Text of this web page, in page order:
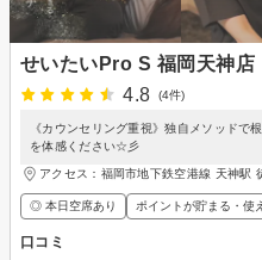
せいたいPro S 福岡天神店
4.8
(4件)
《カウンセリング重視》独自メソッド
を体感ください☆彡
アクセス：福岡市地下鉄空港線 天神駅
◎ 本日空席あり ポイントが貯まる・使
口コミ